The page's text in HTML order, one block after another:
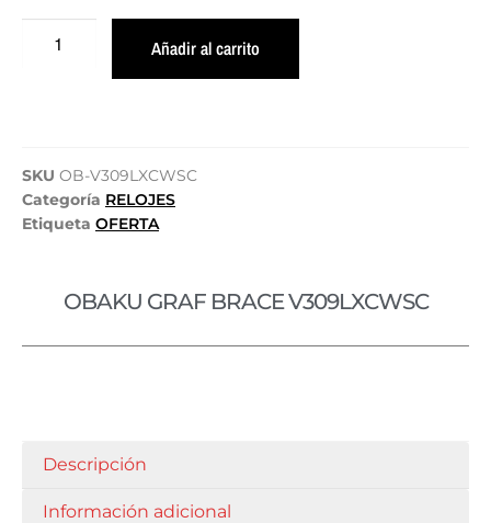
Añadir al carrito
SKU OB-V309LXCWSC
Categoría RELOJES
Etiqueta OFERTA
OBAKU GRAF BRACE V309LXCWSC
Descripción
Información adicional